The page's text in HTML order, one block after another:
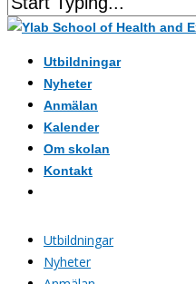
Utbildningar
Nyheter
Anmälan
Kalender
Om skolan
Kontakt
Utbildningar
Nyheter